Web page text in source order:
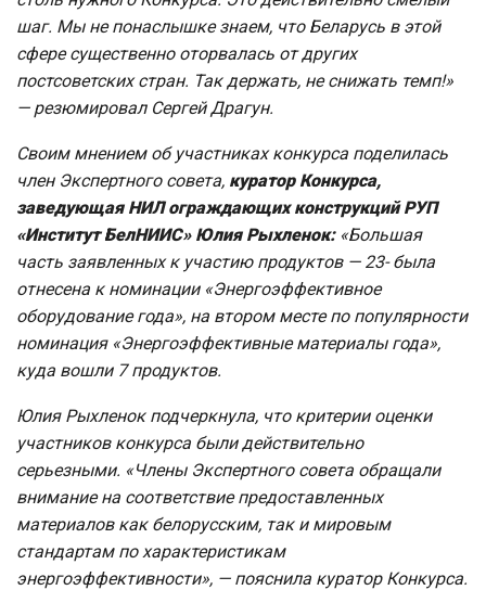
шаг. Мы не понаслышке знаем, что Беларусь в этой
сфере существенно оторвалась от других
постсоветских стран. Так держать, не снижать темп!»
— резюмировал Сергей Драгун.
Своим мнением об участниках конкурса поделилась
член Экспертного совета, куратор Конкурса,
заведующая НИЛ ограждающих конструкций РУП
«Институт БелНИИС» Юлия Рыхленок: «Большая
часть заявленных к участию продуктов — 23- была
отнесена к номинации «Энергоэффективное
оборудование года», на втором месте по популярности
номинация «Энергоэффективные материалы года»,
куда вошли 7 продуктов.
Юлия Рыхленок подчеркнула, что критерии оценки
участников конкурса были действительно
серьезными. «Члены Экспертного совета обращали
внимание на соответствие предоставленных
материалов как белорусским, так и мировым
стандартам по характеристикам
энергоэффективности», — пояснила куратор Конкурса.